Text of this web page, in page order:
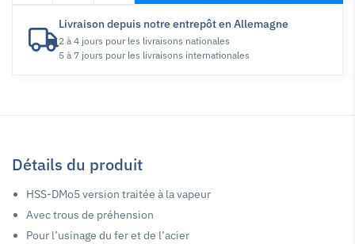
Livraison depuis notre entrepôt en Allemagne
2 à 4 jours pour les livraisons nationales
5 à 7 jours pour les livraisons internationales
Détails du produit
HSS-DMo5 version traitée à la vapeur
Avec trous de préhension
Pour l’usinage du fer et de l’acier